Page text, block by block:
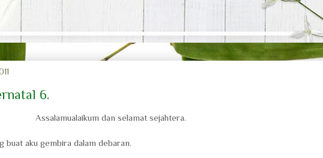
6.
Assalamualaikum dan selamat sejahtera.
buat aku gembira dalam debaran.